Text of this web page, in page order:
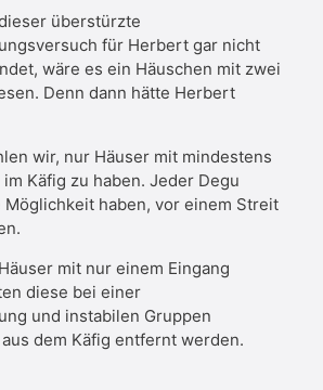
überstürzte
für Herbert gar nicht
wäre es ein Häuschen mit zwei
Denn dann hätte Herbert
wir, nur Häuser mit mindestens
Käfig zu haben. Jeder Degu
Möglichkeit haben, vor einem Streit
mit nur einem Eingang
diese bei einer
und instabilen Gruppen
dem Käfig entfernt werden.